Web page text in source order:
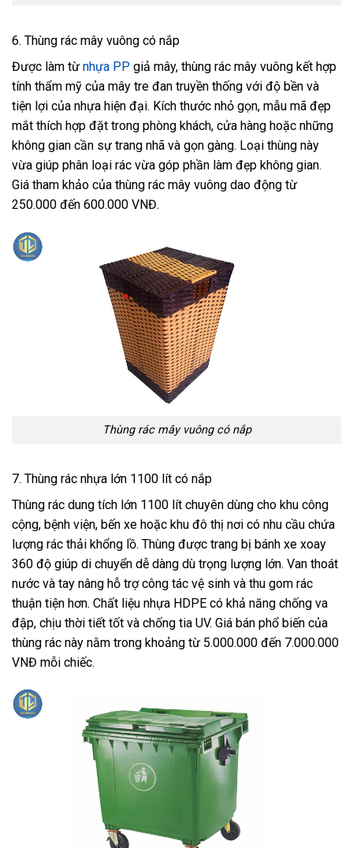
6. Thùng rác mây vuông có nắp
Được làm từ nhựa PP giả mây, thùng rác mây vuông kết hợp
tính thẩm mỹ của mây tre đan truyền thống với độ bền và
tiện lợi của nhựa hiện đại. Kích thước nhỏ gọn, mẫu mã đẹp
mắt thích hợp đặt trong phòng khách, cửa hàng hoặc những
không gian cần sự trang nhã và gọn gàng. Loại thùng này
vừa giúp phân loại rác vừa góp phần làm đẹp không gian.
Giá tham khảo của thùng rác mây vuông dao động từ
250.000 đến 600.000 VNĐ.
Thùng rác mây vuông có nắp
7. Thùng rác nhựa lớn 1100 lít có nắp
Thùng rác dung tích lớn 1100 lít chuyên dùng cho khu công
cộng, bệnh viện, bến xe hoặc khu đô thị nơi có nhu cầu chứa
lượng rác thải khổng lồ. Thùng được trang bị bánh xe xoay
360 độ giúp di chuyển dễ dàng dù trọng lượng lớn. Van thoát
nước và tay nâng hỗ trợ công tác vệ sinh và thu gom rác
thuận tiện hơn. Chất liệu nhựa HDPE có khả năng chống va
đập, chịu thời tiết tốt và chống tia UV. Giá bán phổ biến của
thùng rác này nằm trong khoảng từ 5.000.000 đến 7.000.000
VNĐ mỗi chiếc.